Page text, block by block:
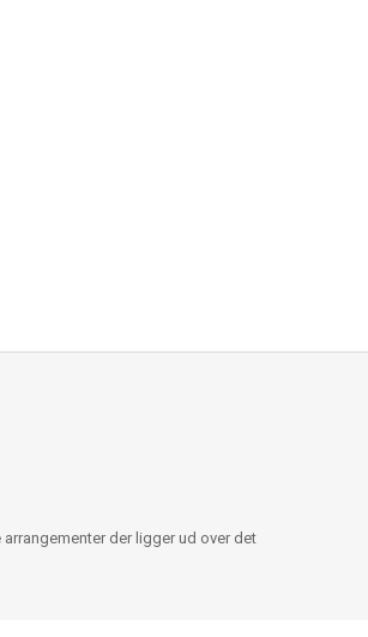
der ligger ud over det